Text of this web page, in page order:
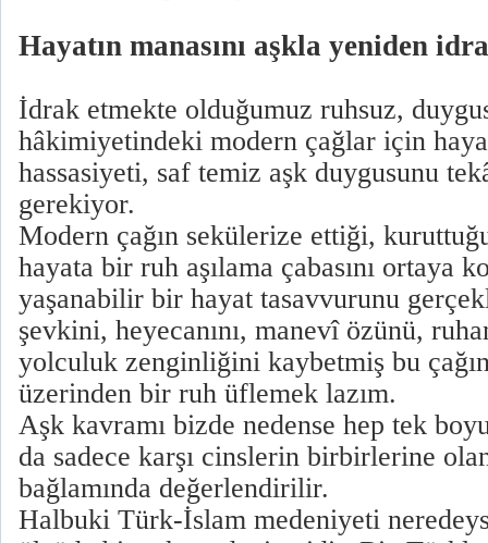
Hayatın manasını aşkla yeniden
İdrak etmekte olduğumuz ruhsuz,
hâkimiyetindeki modern çağlar için
hassasiyeti, saf temiz aşk duygusunu
gerekiyor.
Modern çağın sekülerize ettiği,
hayata bir ruh aşılama çabasını ortaya
yaşanabilir bir hayat tasavvurunu
şevkini, heyecanını, manevî özünü,
yolculuk zenginliğini kaybetmiş bu
üzerinden bir ruh üflemek lazım.
Aşk kavramı bizde nedense hep tek
da sadece karşı cinslerin birbirlerine
bağlamında değerlendirilir.
Halbuki Türk-İslam medeniyeti